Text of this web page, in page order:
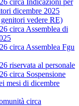
circa Indicazioni per
dicembre 2025
vedere RE)
circa Assemblea di
circa Assemblea Fgu
riservata al personale
circa Sospensione
mesi di dicembre
circa